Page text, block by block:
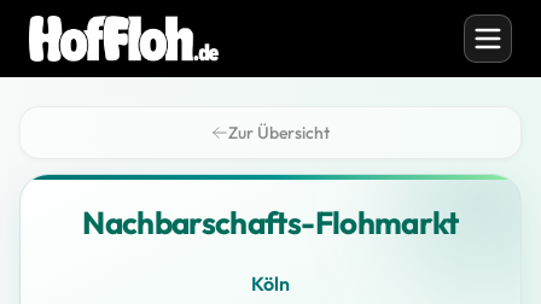
Zur Übersicht
Nachbarschafts-Flohmarkt
Köln